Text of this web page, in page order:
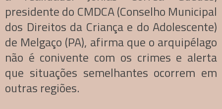
presidente do CMDCA (Conselho Municipal
dos Direitos da Criança e do Adolescente)
de Melgaço (PA), afirma que o arquipélago
não é conivente com os crimes e alerta
que situações semelhantes ocorrem em
outras regiões.